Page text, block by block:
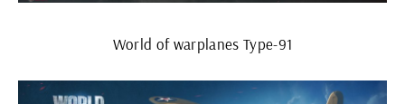
World of warplanes Type-91